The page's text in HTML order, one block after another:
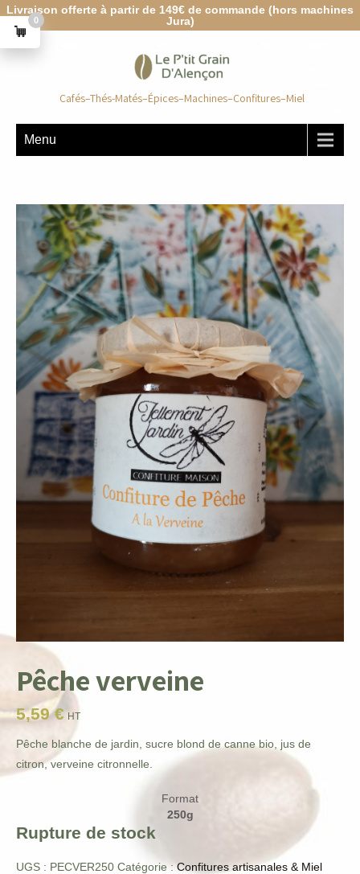
Livraison offerte à partir de 149€ de commande (hors machines
Jura)
Cafés–Thés-Matés–Épices–Machines–Confitures–Miel
Menu
Pêche verveine
5,59€ HT
Pêche blanche de jardin, sucre blond de canne bio, jus de
citron, verveine citronnelle.
Format
250g
Rupture de stock
UGS : PECVER250 Catégorie :Confitures artisanales & Miel
0